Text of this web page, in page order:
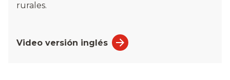
rurales.
Video versión inglés